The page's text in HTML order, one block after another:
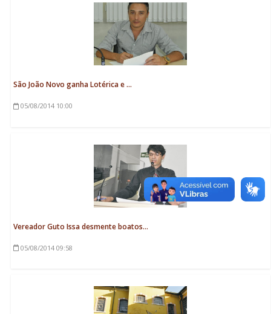
São João Novo ganha Lotérica e ...
05/08/2014 10:00
Vereador Guto Issa desmente boatos...
05/08/2014 09:58